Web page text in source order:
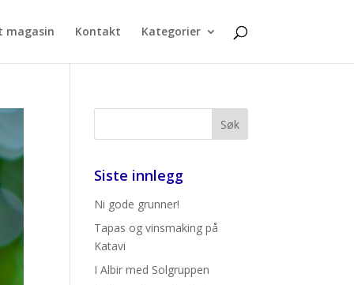
magasin Kontakt Kategorier
Siste innlegg
Ni gode grunner!
Tapas og vinsmaking på
Katavi
I Albir med Solgruppen